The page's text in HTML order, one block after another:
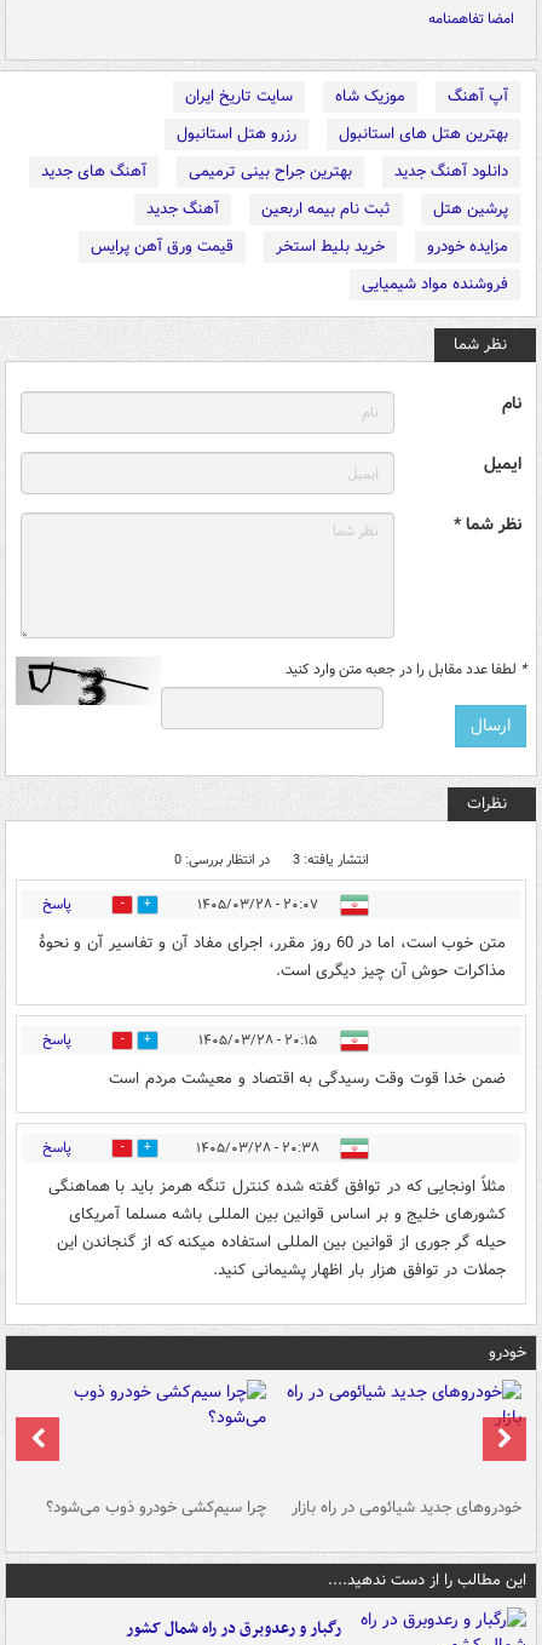
امضا تفاهمنامه
آپ آهنگ موزیک شاه
سایت تاریخ ایران
بهترین هتل های استانبول
رزرو هتل استانبول
دانلود آهنگ جدید
بهترین جراح بینی ترمیمی
آهنگ های جدید
پرشین هتل
ثبت نام بیمه اربعین
آهنگ جدید
مزایده خودرو
خرید بلیط استخر
قیمت ورق آهن پرایس
فروشنده مواد شیمیایی
نظر شما
نام
ایمیل
نظر شما *
* لطفا عدد مقابل را در جعبه متن وارد کنید
نظرات
انتشار یافته: 3 در انتظار بررسی: 0
۲۰:۰۷ - ۱۴۰۵/۰۳/۲۸ 2 پاسخ
متن خوب است، اما در 60 روز مقرر، اجرای مفاد آن و تفاسیر آن و نحوهٔ
مذاکرات حوش آن چیز دیگری است.
۲۰:۱۵ - ۱۴۰۵/۰۳/۲۸ 1 پاسخ
ضمن خدا قوت وقت رسیدگی به اقتصاد و معیشت مردم است
۲۰:۳۸ - ۱۴۰۵/۰۳/۲۸ 4 پاسخ
مثلاً اونجایی که در توافق گفته شده کنترل تنگه هرمز باید با هماهنگی
کشورهای خلیج و بر اساس قوانین بین المللی باشه مسلما آمریکای
حیله گر جوری از قوانین بین المللی استفاده میکنه که از گنجاندن این
جملات در توافق هزار بار اظهار پشیمانی کنید.
خودرو
خودروهای جدید شیائومی در راه بازار چرا سیم‌کشی خودرو ذوب می‌شود؟
این مطالب را از دست ندهید....
رگبار و رعدوبرق در راه شمال کشور